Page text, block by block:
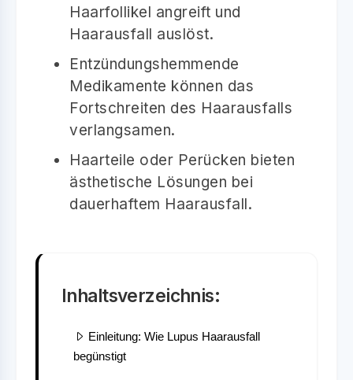
Haarfollikel angreift und
Haarausfall auslöst.
Entzündungshemmende
Medikamente können das
Fortschreiten des Haarausfalls
verlangsamen.
Haarteile oder Perücken bieten
ästhetische Lösungen bei
dauerhaftem Haarausfall.
Inhaltsverzeichnis:
Einleitung: Wie Lupus Haarausfall
begünstigt